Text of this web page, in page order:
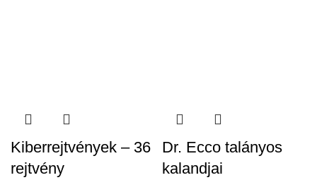
Kiberrejtvények – 36
rejtvény
Dr. Ecco talányos
kalandjai